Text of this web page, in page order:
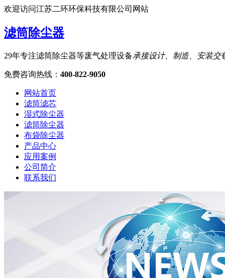
欢迎访问江苏二环环保科技有限公司网站
滤筒除尘器
29年专注滤筒除尘器等废气处理设备承接设计、制造、安装交
免费咨询热线 ： 400-822-9050
网站首页
滤筒滤芯
湿式除尘器
滤筒除尘器
布袋除尘器
产品中心
应用案例
公司简介
联系我们